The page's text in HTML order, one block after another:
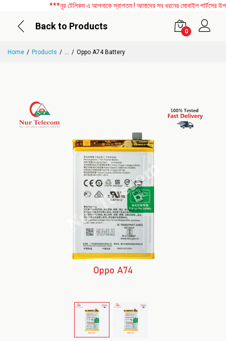
***নূর টেলিকম এ আপনাকে স্বাগতম ! আমাদের সব ধরনের মোবাইল পার্টসের
Back to Products
0
Home Products ... Oppo A74 Battery